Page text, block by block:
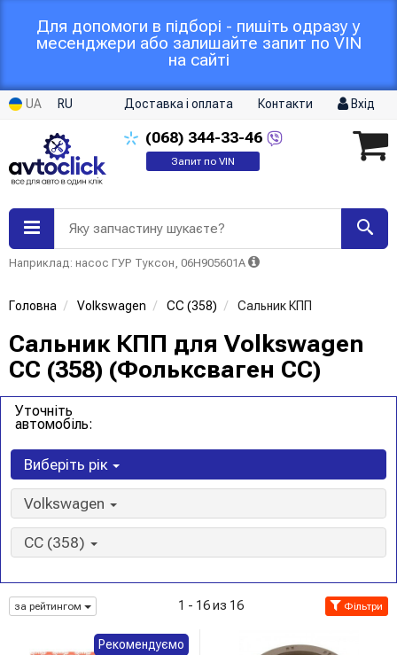
Для допомоги в підборі - пишіть одразу у
месенджери або залишайте запит по VIN
на сайті
UA RU Доставка і оплата Контакти Вхід
(068) 344-33-46
Запит по VIN
Яку запчастину шукаєте?
Наприклад: насос ГУР Туксон, 06H905601A
Головна Volkswagen CC (358) Сальник КПП
Сальник КПП для Volkswagen
CC (358) (Фольксваген CC)
Уточніть
автомобіль:
Виберіть рік
Volkswagen
CC (358)
за рейтингом 1 - 16 из 16 Фільтри
Рекомендуємо